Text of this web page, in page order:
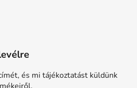
és mi tájékoztatást küldünk